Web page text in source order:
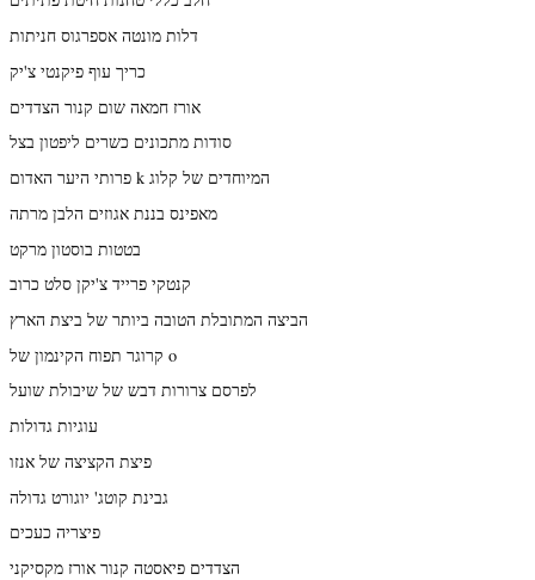
דלות מונטה אספרגוס חניתות
כריך עוף פיקנטי צ'יק
אורז חמאה שום קנור הצדדים
סודות מתכונים כשרים ליפטון בצל
פרותי היער האדום k המיוחדים של קלוג
מאפינס בננת אגוזים הלבן מרתה
בטטות בוסטון מרקט
קנטקי פרייד צ'יקן סלט כרוב
הביצה המתובלת הטובה ביותר של ביצת הארץ
קרוגר תפוח הקינמון של o
לפרסם צרורות דבש של שיבולת שועל
עוגיות גדולות
פיצת הקציצה של אנזו
גבינת קוטג' יוגורט גדולה
פיצריה כעכים
הצדדים פיאסטה קנור אורז מקסיקני